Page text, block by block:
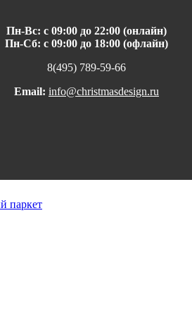
Пн-Вс: с 09:00 до 22:00 (онлайн)
Пн-Сб: с 09:00 до 18:00 (офлайн)
8(495) 789-59-66
Email: info@christmasdesign.ru
паркет